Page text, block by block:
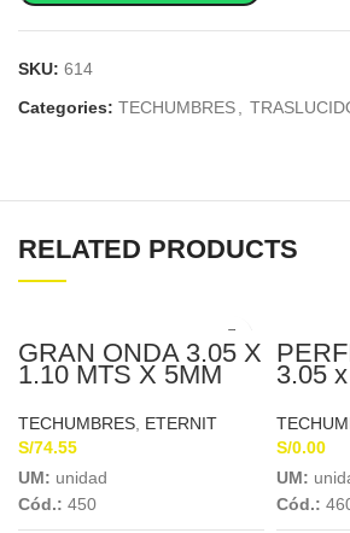
SKU: 614
Categories: TECHUMBRES
RELATED PRODUCTS
GRAN ONDA 3.05 X
1.10 MTS X 5MM
TECHUMBRES ETERNIT
S/74.55
UM: unidad
Cód.: 450
3.05
S/0.00
UM:
Cód.: